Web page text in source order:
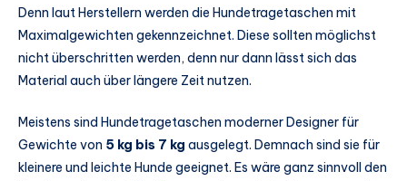
Denn laut Herstellern werden die Hundetragetaschen mit
Maximalgewichten gekennzeichnet. Diese sollten möglichst
nicht überschritten werden, denn nur dann lässt sich das
Material auch über längere Zeit nutzen.
Meistens sind Hundetragetaschen moderner Designer für
Gewichte von 5 kg bis 7 kg ausgelegt. Demnach sind sie für
kleinere und leichte Hunde geeignet. Es wäre ganz sinnvoll den